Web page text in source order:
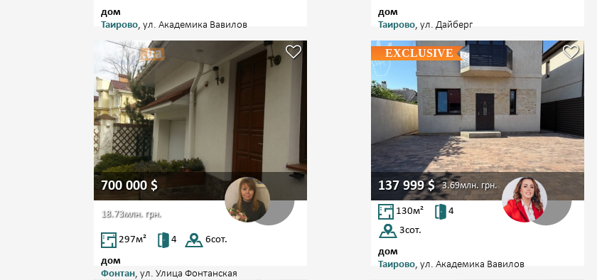
дом
Таирово, ул. Академика Вавилов
дом
Таирово, ул. Дайберг
700 000 $
18.73млн. грн.
297м² 4 6сот.
дом
Фонтан, ул. Улица Фонтанская
EXCLUSIVE
137 999$ 3.69млн. грн.
130м²
4
3сот.
дом
Таирово, ул. Академика Вавилов